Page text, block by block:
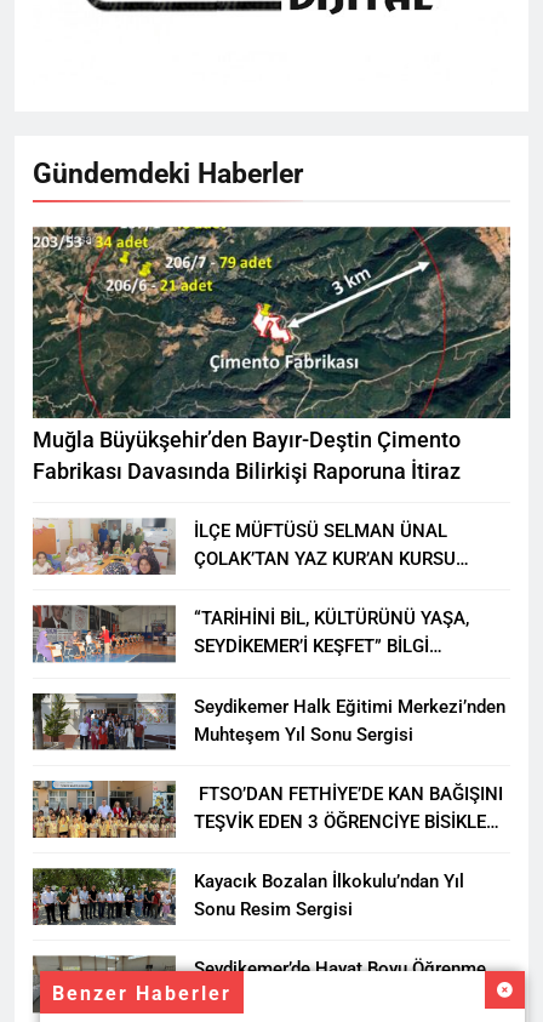
Benzer Haberler
Gündemdeki Haberler
Muğla Büyükşehir’den Bayır-Deştin Çimento
Fabrikası Davasında Bilirkişi Raporuna İtiraz
İLÇE MÜFTÜSÜ SELMAN ÜNAL
ÇOLAK’TAN YAZ KUR’AN KURSU
“TARİHİNİ BİL, KÜLTÜRÜNÜ YAŞA,
SEYDİKEMER’İ KEŞFET” BİLGİ
Seydikemer Halk Eğitimi Merkezi’nden
Muhteşem Yıl Sonu Sergisi
FTSO’DAN FETHİYE’DE KAN BAĞIŞINI
TEŞVİK EDEN 3 ÖĞRENCİYE BİSİKLET
Kayacık Bozalan İlkokulu’ndan Yıl
Sonu Resim Sergisi
Seydikemer’de Hayat Boyu Öğrenme
Haftası Kadıköy Sergisiyle Başladı